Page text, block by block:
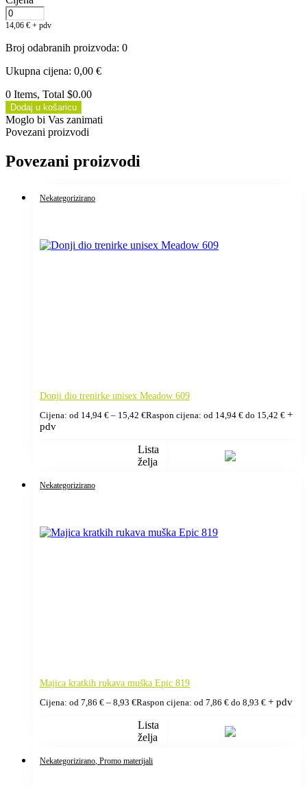
14,06 € + pdv
Broj odabranih proizvoda: 0
Ukupna cijena: 0,00 €
0 Items, Total $0.00
Dodaj u košaricu
Moglo bi Vas zanimati
Povezani proizvodi
Povezani proizvodi
Nekategorizirano
Donji dio trenirke unisex Meadow 609
Cijena: od 14,94 € – 15,42 €Raspon cijena: od 14,94 € do 15,42 € +
pdv
Lista
želja
Nekategorizirano
Majica kratkih rukava muška Epic 819
Cijena: od 7,86 € – 8,93 €Raspon cijena: od 7,86 € do 8,93 € + pdv
Lista
želja
Nekategorizirano , Promo materijali